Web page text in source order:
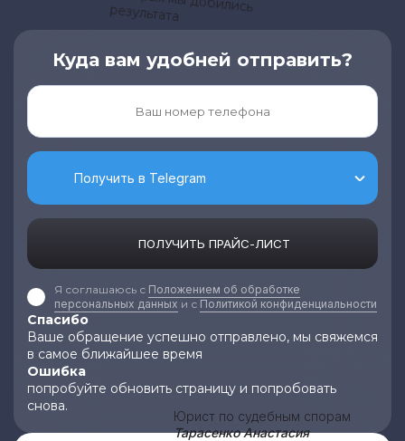
Куда вам удобней отправить?
Получить в Telegram
ПОЛУЧИТЬ ПРАЙС-ЛИСТ
Я соглашаюсь с Положением об обработке
персональных данных и с Политикой конфиденциальности
Спасибо
Ваше обращение успешно отправлено, мы свяжемся
в самое ближайшее время
Ошибка
попробуйте обновить страницу и попробовать
снова.
Юрист по судебным спорам
Тарасенко Анастасия